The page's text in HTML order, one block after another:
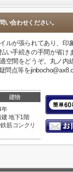
い合わせください。
ルが張られてあり、印
い手続きの手間が省け
空間をどうぞ。丸ノ内
点等を
建物
年
建 地下1階
筋コンクリ